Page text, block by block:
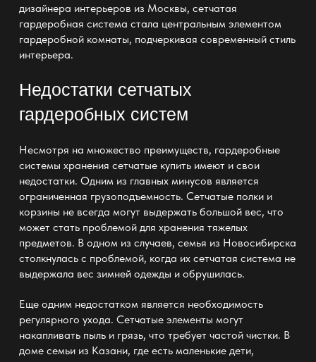
дизайнера интерьеров из Москвы, сетчатая
гардеробная система стала центральным элементом
гардеробной комнаты, подчеркивая современный стиль
интерьера.
Недостатки сетчатых
гардеробных систем
Несмотря на множество преимуществ, гардеробные
системы хранения сетчатые купитьимеют и свои
недостатки. Одним из главных минусов является
ограниченная грузоподъемность. Сетчатые полки и
корзины не всегда могут выдержать большой вес, что
может стать проблемой для хранения тяжелых
предметов. В одном из случаев, семья из Новосибирска
столкнулась с проблемой, когда их сетчатая система не
выдержала вес зимней одежды и обрушилась.
Еще одним недостатком является необходимость
регулярного ухода. Сетчатые элементы могут
накапливать пыль и грязь, что требует частой чистки. В
доме семьи из Казани, где есть маленькие дети,